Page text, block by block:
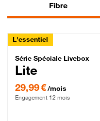
Fibre
L'essentiel
Série Spéciale
Série Spéciale Livebox
Lite
29,99 €/mois
Engagement 12 mois